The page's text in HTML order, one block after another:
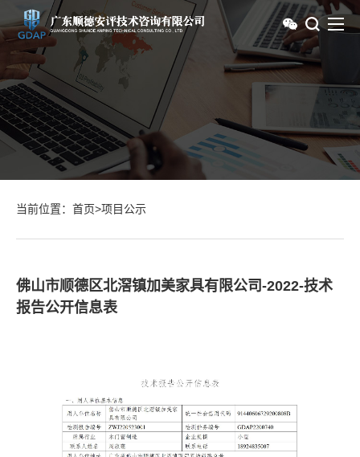
当前位置： 首页>项目公示
佛山市顺德区北滘镇加美家具有限公司-2022-技术
报告公开信息表